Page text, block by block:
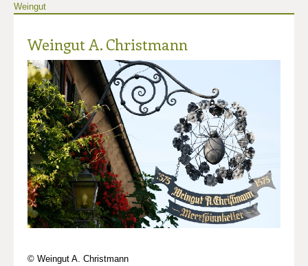
Weingut
Weingut A. Christmann
© Weingut A. Christmann